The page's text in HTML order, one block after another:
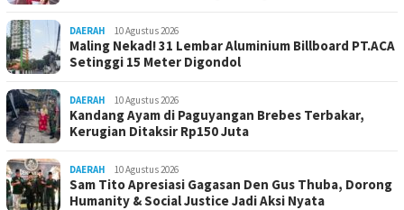
DAERAH 10 Agustus 2026
Maling Nekad! 31 Lembar Aluminium Billboard PT.ACA
Setinggi 15 Meter Digondol
DAERAH 10 Agustus 2026
Kandang Ayam di Paguyangan Brebes Terbakar,
Kerugian Ditaksir Rp150 Juta
DAERAH 10 Agustus 2026
Sam Tito Apresiasi Gagasan Den Gus Thuba, Dorong
Humanity & Social Justice Jadi Aksi Nyata